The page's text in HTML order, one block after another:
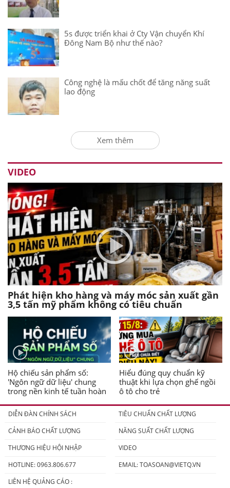
5s được triển khai ở Cty Vận chuyển Khí
Đông Nam Bộ như thế nào?
Công nghệ là mấu chốt để tăng năng suất
lao động
Xem thêm
VIDEO
Phát hiện kho hàng và máy móc sản xuất gần
3,5 tấn mỹ phẩm không có tiêu chuẩn
Hộ chiếu sản phẩm số:
'Ngôn ngữ dữ liệu' chung
trong nền kinh tế tuần hoàn
Hiểu đúng quy chuẩn kỹ
thuật khi lựa chọn ghế ngồi
ô tô cho trẻ
DIỄN ĐÀN CHÍNH SÁCH
TIÊU CHUẨN CHẤT LƯỢNG
CẢNH BÁO CHẤT LƯỢNG
NĂNG SUẤT CHẤT LƯỢNG
THƯƠNG HIỆU HỘI NHẬP
VIDEO
HOTLINE: 0963.806.677
EMAIL:TOASOAN@VIETQ.VN
LIÊN HỆ QUẢNG CÁO :